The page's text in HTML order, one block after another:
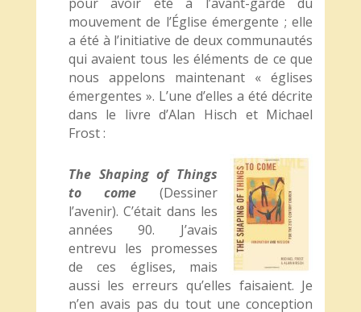
mouvement de l’Église émergente ; elle
a été à l’initiative de deux communautés
qui avaient tous les éléments de ce que
nous appelons maintenant « églises
émergentes ». L’une d’elles a été décrite
dans le livre d’Alan Hisch et Michael
Frost :
The Shaping of Things
to come
(Dessiner
l’avenir). C’était dans les
années 90. J’avais
entrevu les promesses
de ces églises, mais
aussi les erreurs qu’elles faisaient. Je
n’en avais pas du tout une conception